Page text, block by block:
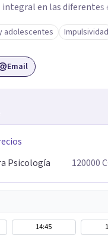
en las diferentes
a las
vital. Un espacio
con flexibilidad de
los
Estoy a un mensaje de
"Tu bienestar es la
adolescentes Impulsividad
Email
Psicología
120000
14:45